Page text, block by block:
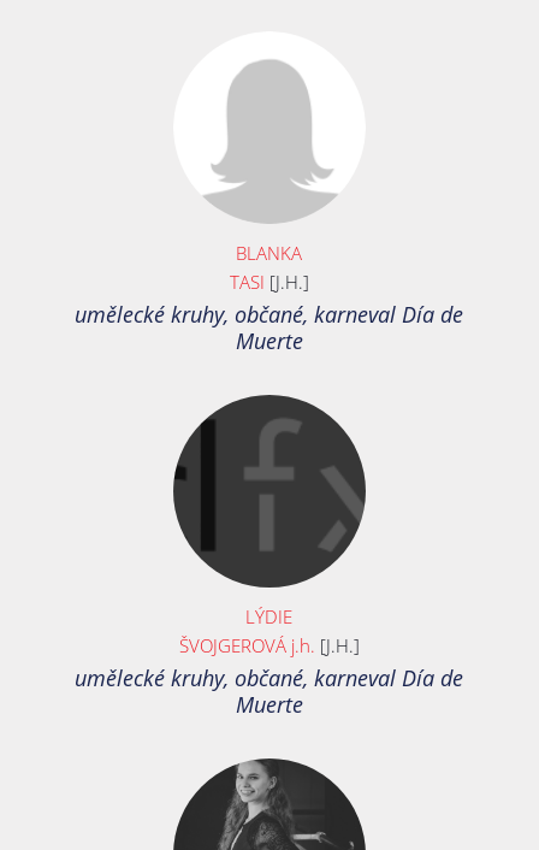
BLANKA
TASI [J.H.]
umělecké kruhy, občané, karneval Día de
Muerte
LÝDIE
ŠVOJGEROVÁ j.h. [J.H.]
umělecké kruhy, občané, karneval Día de
Muerte